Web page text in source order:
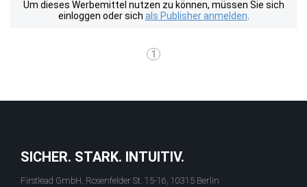
Um dieses Werbemittel nutzen zu können, müssen Sie sich
einloggen oder sich als Publisher anmelden
1
SICHER. STARK. INTUITIV.
Firstlead GmbH, Rosenfelder St. 15-16, 10315 Berlin